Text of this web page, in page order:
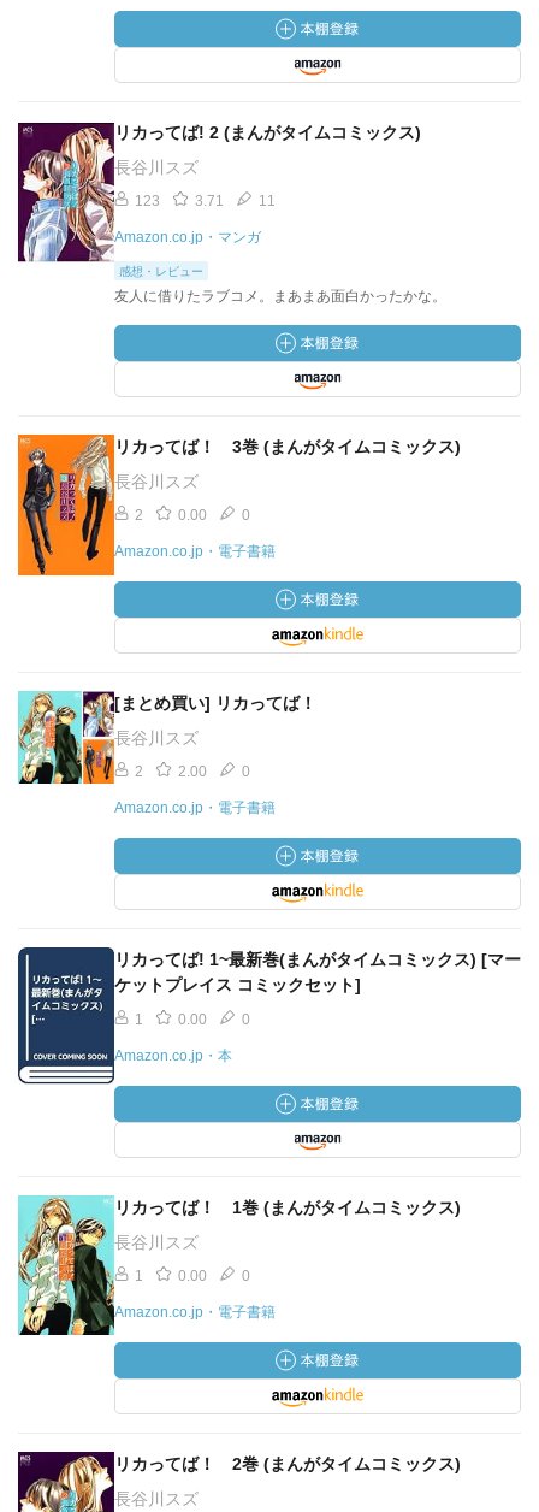
リカってば! 2 (まんがタイムコミックス)
長谷川スズ
123 3.71 11
Amazon.co.jp・マンガ
感想・レビュー
友人に借りたラブコメ。まあまあ面白かったかな。
リカってば！ 3巻 (まんがタイムコミックス)
長谷川スズ
2 0.00 0
Amazon.co.jp・電子書籍
[まとめ買い] リカってば！
長谷川スズ
2 2.00 0
Amazon.co.jp・電子書籍
リカってば! 1~最新巻(まんがタイムコミックス) [マー
ケットプレイス コミックセット]
1 0.00 0
Amazon.co.jp・本
リカってば！ 1巻 (まんがタイムコミックス)
長谷川スズ
1 0.00 0
Amazon.co.jp・電子書籍
リカってば！ 2巻 (まんがタイムコミックス)
長谷川スズ